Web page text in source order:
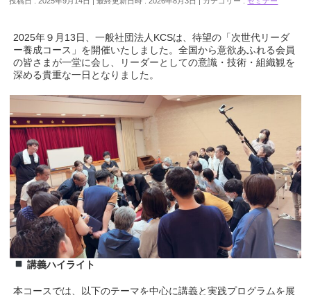
2025年９月13日、一般社団法人KCSは、待望の「次世代リーダ
ー養成コース」を開催いたしました。全国から意欲あふれる会員
の皆さまが一堂に会し、リーダーとしての意識・技術・組織観を
深める貴重な一日となりました。
講義ハイライト
本コースでは、以下のテーマを中心に講義と実践プログラムを展